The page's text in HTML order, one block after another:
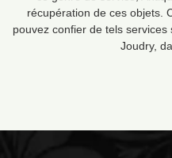
récupération de ces objets.
pouvez confier de tels
Joudry,